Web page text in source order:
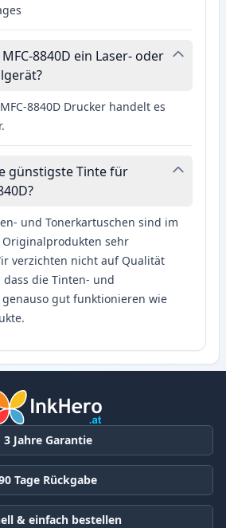
8840D ein Laser- oder
8840D Drucker handelt es
günstigste Tinte für
und Tonerkartuschen sind im
sehr
verzichten nicht auf Qualität
die Tinten- und
gut funktionieren wie
3 Jahre Garantie
Tage Rückgabe
& einfach bestellen